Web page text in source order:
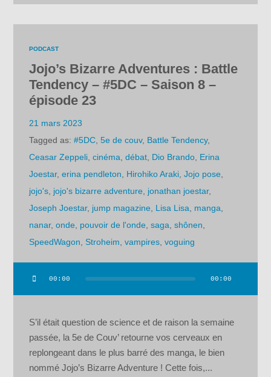
PODCAST
Jojo’s Bizarre Adventures : Battle
Tendency – #5DC – Saison 8 –
épisode 23
21 mars 2023
Tagged as:#5DC ,5e de couv, Battle Tendency,
Ceasar Zeppeli ,cinéma ,débat Dio Brando Erina
Joestar,erina pendleton Hirohiko Araki ,Jojo pose
jojo's jojo's bizarre adventure jonathan joestar,
Joseph Joestar, jump magazine Lisa Lisa manga
nanar,onde pouvoir de l'onde ,saga ,shônen
SpeedWagon ,Stroheim ,vampires ,voguing
Lecteur
00:00 00:00
S’il était question de science et de raison la semaine
passée, la 5e de Couv’ retourne vos cerveaux en
replongeant dans le plus barré des manga, le bien
nommé Jojo’s Bizarre Adventure ! Cette fois,...